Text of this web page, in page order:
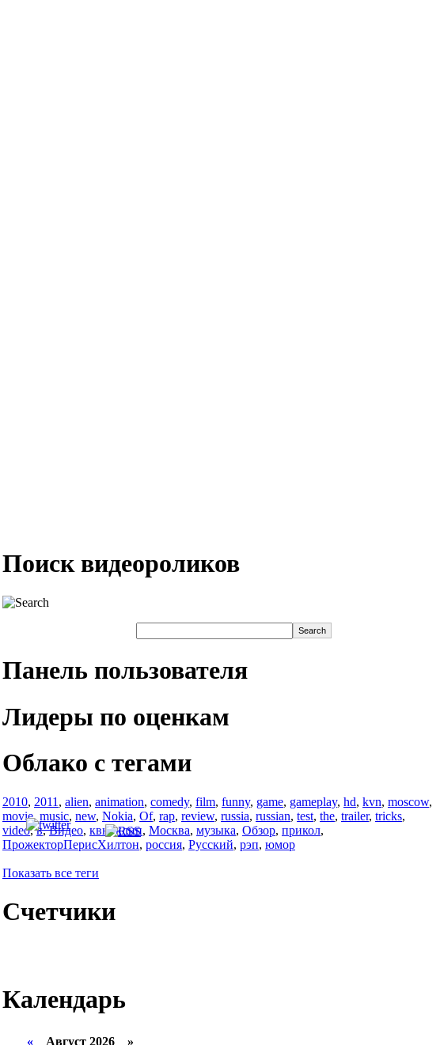
Поиск видеороликов
Панель пользователя
Лидеры по оценкам
Облако с тегами
2010, 2011 , alien, animation, comedy, film, funny, game, gameplay, hd, kvn, moscow,
movie, music, new, Nokia, Of, rap, review, russia, russian, test, the, trailer, tricks,
video,в,Видео, квн,клип, Москва, музыка, Обзор, прикол,
ПрожекторПерисХилтон, россия, Русский, рэп, юмор
Показать все теги
Счетчики
Календарь
« Август 2026 »